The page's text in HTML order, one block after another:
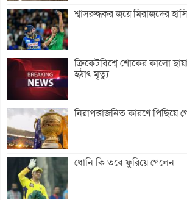
শ্বাসরুদ্ধকর জয়ে মিরাজদের হাসি
ক্রিকেটবিশ্বে শোকের কালো
হঠাৎ মৃত্যু
নিরাপত্তাজনিত কারণে
ধোনি কি তবে ফুরিয়ে গেলেন